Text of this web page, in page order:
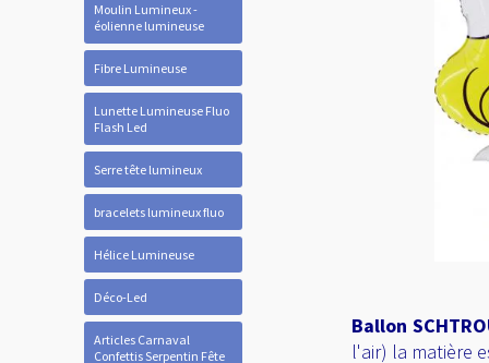
Moulin Lumineux -
éolienne lumineuse
Fibre Lumineuse
Lunette Lumineuse Fluo
Flash Led
Serre tête lumineux
bracelets lumineux fluo
Hélice Lumineuse
Déco-Led
Articles Carnaval
Confettis Serpentin Fête
Ballon
l'air) la matière